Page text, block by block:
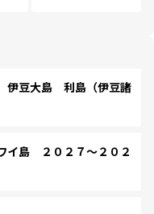
豆大島 利島（伊豆諸
島 ２０２７～２０２